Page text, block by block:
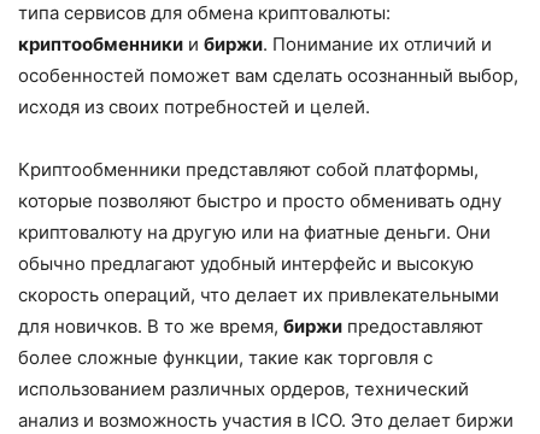
типа сервисов для обмена криптовалюты:
криптообменники и биржи. Понимание их отличий и
особенностей поможет вам сделать осознанный выбор,
исходя из своих потребностей и целей.
Криптообменники представляют собой платформы,
которые позволяют быстро и просто обменивать одну
криптовалюту на другую или на фиатные деньги. Они
обычно предлагают удобный интерфейс и высокую
скорость операций, что делает их привлекательными
для новичков. В то же время, биржи предоставляют
более сложные функции, такие как торговля с
использованием различных ордеров, технический
анализ и возможность участия в ICO. Это делает биржи